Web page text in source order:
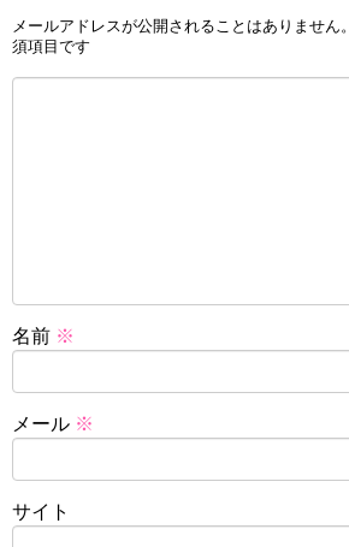
メールアドレスが公開されることはありません。
須項目です
名前 ※
メール ※
サイト